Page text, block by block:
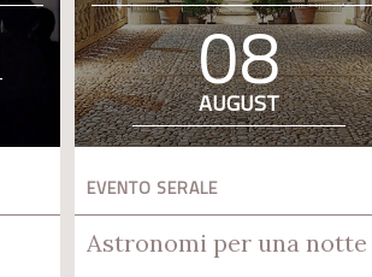
08
AUGUST
EVENTO SERALE
Astronomi per una notte